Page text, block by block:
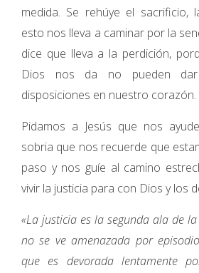
medida. Se rehúye el sacrificio,
esto nos lleva a caminar por la
dice que lleva a la perdición,
Dios nos da no pueden
disposiciones en nuestro corazón.
Pidamos a Jesús que nos
sobria que nos recuerde que
paso y nos guíe al camino
vivir la justicia para con Dios y los
«La justicia es la segunda ala de
no se ve amenazada por
que es devorada lentamente